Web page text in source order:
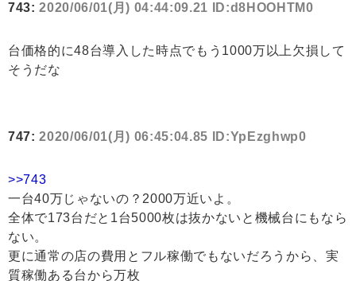
743:2020/06/01(月) 04:44:09.21 ID:d8HOOHTM0
台価格的に48台導入した時点でもう1000万以上欠損して
そうだな
747:2020/06/01(月) 06:45:04.85 ID:YpEzghwp0
>>743
一台40万じゃないの？2000万近いよ。
全体で173台だと1台5000枚は抜かないと機械台にもなら
ない。
更に通常の店の費用とフル稼働でもないだろうから、実
質稼働ある台から万枚